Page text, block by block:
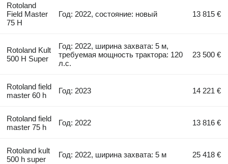
Rotoland
Field Master
75 H
Год: 2022, состояние: новый 13 815 €
Rotoland Kult
500 H Super
Год: 2022, ширина захвата: 5 м,
требуемая мощность трактора: 120
л.с.
23 500 €
Rotoland field
master 60 h
Год: 2023 14 221 €
Rotoland field
master 75 h
Год: 2022 13 816 €
Rotoland kult
500 h super
Год: 2022, ширина захвата: 5 м 25 418 €